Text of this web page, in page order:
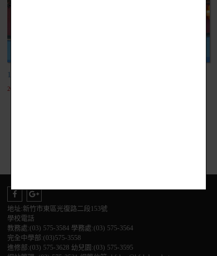
104-1外語活動週105.01.06
2018-09-25
地址:新竹市東區光復路二段153號
學校電話
教務處:(03) 575-3584 學務處:(03) 575-3564
完全中學部:(03)575-3558
進修部:(03) 575-3628 幼兒園:(03) 575-3595